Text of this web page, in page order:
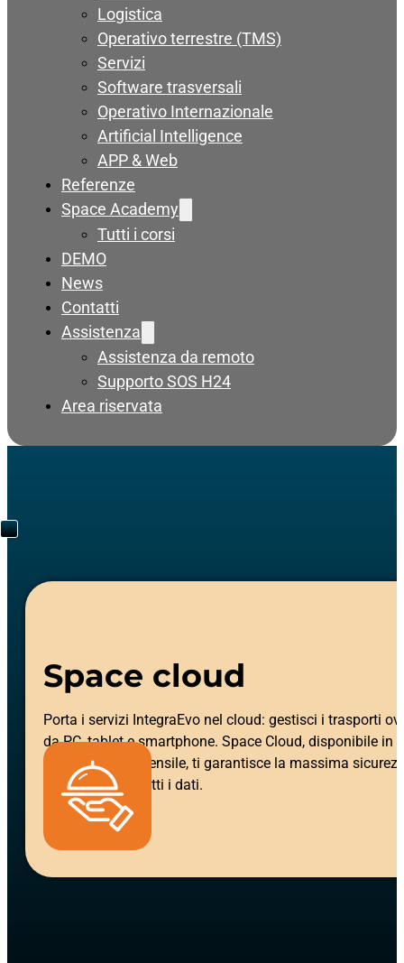
Logistica
Operativo terrestre (TMS)
Servizi
Software trasversali
Operativo Internazionale
Artificial Intelligence
APP & Web
Referenze
Space Academy
Tutti i corsi
DEMO
News
Contatti
Assistenza
Assistenza da remoto
Supporto SOS H24
Area riservata
Space cloud
Porta i servizi IntegraEvo nel cloud: gestisci i trasporti
da PC, tablet e smartphone. Space Cloud, disponibile in
abbonamento mensile, ti garantisce la massima
riservatezza di tutti i dati.